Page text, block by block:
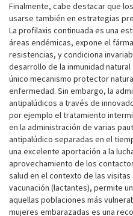
Finalmente, cabe destacar que
usarse también en estrategias
La profilaxis continuada es una
áreas endémicas, expone el
resistencias, y condiciona
desarrollo de la inmunidad
único mecanismo protector
enfermedad. Sin embargo, la
antipalúdicos a través de
por ejemplo el tratamiento
en la administración de varias
antipalúdico separadas en el
una excelente aportación a la
aprovechamiento de los
salud en el contexto de las
vacunación (lactantes), permite
aquellas poblaciones más
mujeres embarazadas es una